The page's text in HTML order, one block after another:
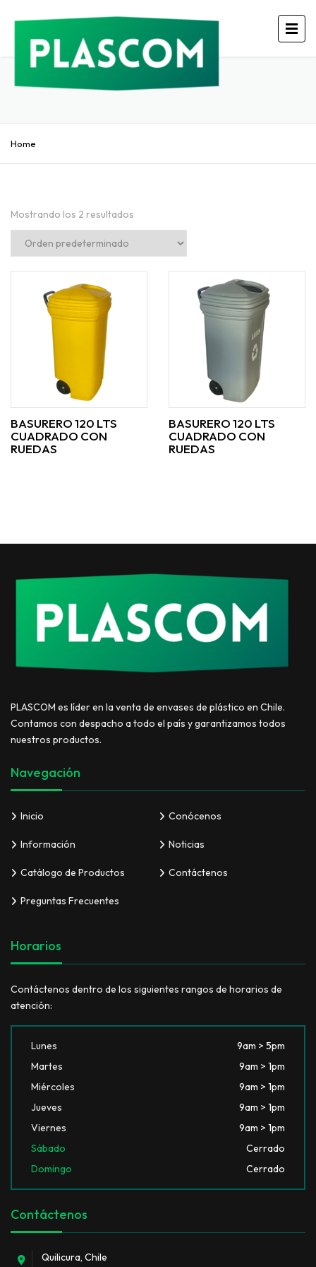
Home
Mostrando los 2 resultados
BASURERO 120 LTS
CUADRADO CON
RUEDAS
BASURERO 120 LTS
CUADRADO CON
RUEDAS
PLASCOM es líder en la venta de envases de plástico en Chile.
Contamos con despacho a todo el país y garantizamos todos
nuestros productos.
Navegación
Inicio Conócenos
Información Noticias
Catálogo de Productos Contáctenos
Preguntas Frecuentes
Horarios
Contáctenos dentro de los siguientes rangos de horarios de
atención:
Lunes
9am > 5pm
Martes
9am > 1pm
Miércoles
9am > 1pm
Jueves
9am > 1pm
Viernes
9am > 1pm
Sábado
Cerrado
Domingo
Cerrado
Contáctenos
Quilicura, Chile